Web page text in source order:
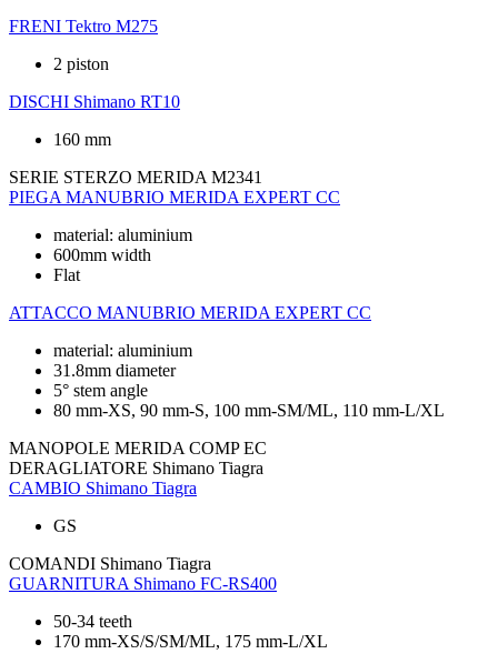
FRENI Tektro M275
2 piston
DISCHI Shimano RT10
160 mm
SERIE STERZO MERIDA M2341
PIEGA MANUBRIO MERIDA EXPERT CC
material: aluminium
600mm width
Flat
ATTACCO MANUBRIO MERIDA EXPERT CC
material: aluminium
31.8mm diameter
5° stem angle
80 mm-XS, 90 mm-S, 100 mm-SM/ML, 110 mm-L/XL
MANOPOLE MERIDA COMP EC
DERAGLIATORE Shimano Tiagra
CAMBIO Shimano Tiagra
GS
COMANDI Shimano Tiagra
GUARNITURA Shimano FC-RS400
50-34 teeth
170 mm-XS/S/SM/ML, 175 mm-L/XL